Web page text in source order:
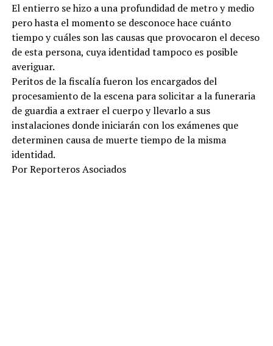
El entierro se hizo a una profundidad de metro y medio
pero hasta el momento se desconoce hace cuánto
tiempo y cuáles son las causas que provocaron el deceso
de esta persona, cuya identidad tampoco es posible
averiguar.
Peritos de la fiscalía fueron los encargados del
procesamiento de la escena para solicitar a la funeraria
de guardia a extraer el cuerpo y llevarlo a sus
instalaciones donde iniciarán con los exámenes que
determinen causa de muerte tiempo de la misma
identidad.
Por Reporteros Asociados